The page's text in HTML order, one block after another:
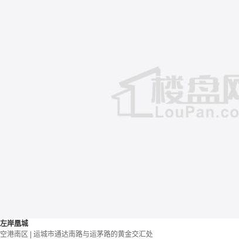
左岸凰城
空港南区 | 运城市通达南路与运茅路的黄金交汇处